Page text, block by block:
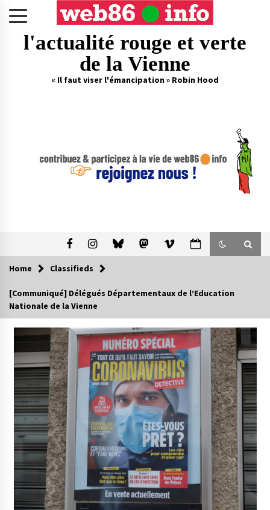
l'actualité rouge et verte
de la Vienne
« Il faut viser l'émancipation » Robin Hood
Home Classifieds
[Communiqué] Délégués Départementaux de l’Education
Nationale de la Vienne